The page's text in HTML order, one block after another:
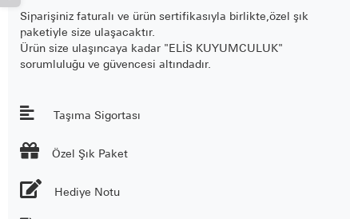
Siparişiniz faturalı ve ürün sertifikasıyla birlikte,özel şık
paketiyle size ulaşacaktır.
Ürün size ulaşıncaya kadar "ELİS KUYUMCULUK"
sorumluluğu ve güvencesi altındadır.
Taşıma Sigortası
 Özel Şık Paket
Hediye Notu